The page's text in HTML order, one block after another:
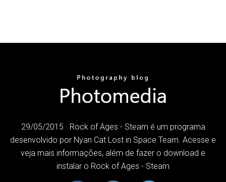
29/05/2015 · Rock of Ages - Steam é um programa
desenvolvido por Nyan Cat Lost in Space Team. Acesse e
veja mais informações, além de fazer o download e
instalar o Rock of Ages - Steam